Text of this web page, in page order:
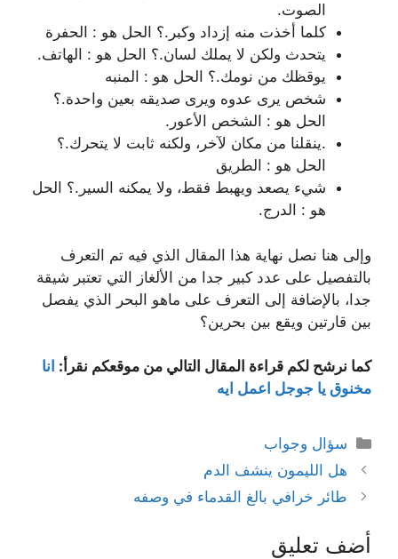
الصوت.
كلما أخذت منه إزداد وكبر.؟ الحل هو : الحفرة
يتحدث ولكن لا يملك لسان.؟ الحل هو : الهاتف.
يوقظك من نومك.؟ الحل هو : المنبه
شخص يرى عدوه ويرى صديقه بعين واحدة.؟
الحل هو : الشخص الأعور.
.ينقلنا من مكان لآخر، ولكنه ثابت لا يتحرك.؟
الحل هو : الطريق
شيء يصعد ويهبط فقط، ولا يمكنه السير.؟ الحل
هو : الدرج.
وإلى هنا نصل نهاية هذا المقال الذي فيه تم التعرف
بالتفصيل على عدد كبير جدا من الألغاز التي تعتبر شيقة
جدا، بالإضافة إلى التعرف على ماهو البحر الذي يفصل
بين قارتين ويقع بين بحرين؟
كما نرشح لكم قراءة المقال التالي من موقعكم نقرأ: انا
مخنوق يا جوجل اعمل ايه
التصنيفات
سؤال وجواب
هل الليمون ينشف الدم
طائر خرافي بالغ القدماء في وصفه
أضف تعليق